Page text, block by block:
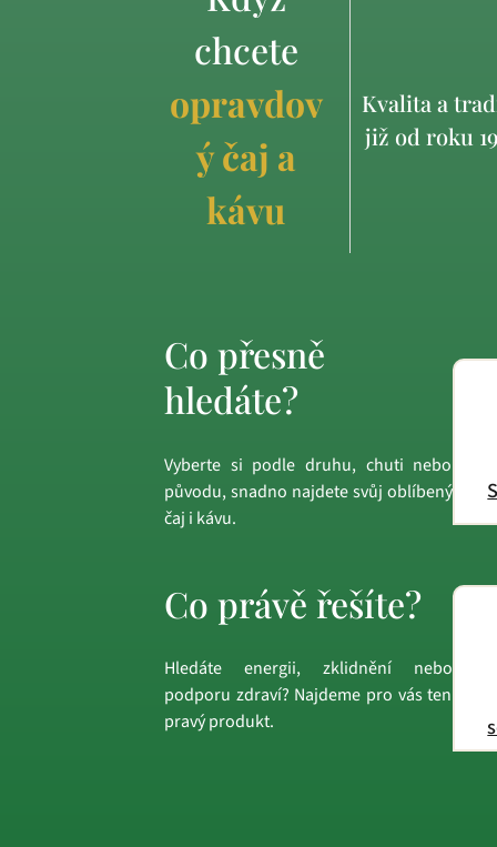
chcete
opravdov
ý čaj a
kávu
Kvalita a
již od roku
Co přesně
hledáte?
Vyberte si podle druhu, chuti nebo
původu, snadno najdete svůj oblíbený
čaj i kávu.
Co právě řešíte?
Hledáte energii, zklidnění nebo
podporu zdraví? Najdeme pro vás ten
pravý produkt.